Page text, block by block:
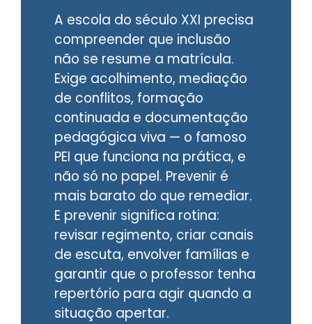
A escola do século XXI precisa
compreender que inclusão
não se resume a matrícula.
Exige acolhimento, mediação
de conflitos, formação
continuada e documentação
pedagógica viva — o famoso
PEI que funciona na prática, e
não só no papel. Prevenir é
mais barato do que remediar.
E prevenir significa rotina:
revisar regimento, criar canais
de escuta, envolver famílias e
garantir que o professor tenha
repertório para agir quando a
situação apertar.